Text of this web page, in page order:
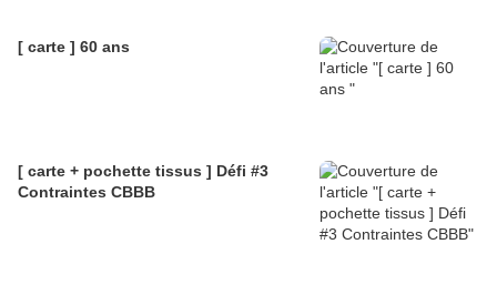
[ carte ] 60 ans
[ carte + pochette tissus ] Défi #3
Contraintes CBBB